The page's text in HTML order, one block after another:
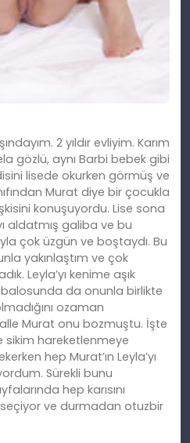
2 yıldır evliyim. Karım
gözlü, aynı Barbi bebek gibi
lisede okurken görmüş ve
Murat diye bir çocukla
konuşuyordu. Lise sona
aldatmış galiba ve bu
çok üzgün ve boştaydı. Bu
yakınlaştım ve çok
Leyla’yı kenime aşık
balosunda da onunla birlikte
ozaman
Murat onu bozmuştu. İşte
hareketlenmeye
hep Murat’ın Leyla’yı
Sürekli bunu
hep karısını
seçiyor ve durmadan otuzbir